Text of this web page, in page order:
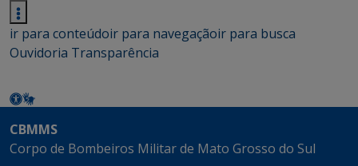
ir para conteúdoir para navegaçãoir para busca
Ouvidoria Transparência
CBMMS
Corpo de Bombeiros Militar de Mato Grosso do Sul